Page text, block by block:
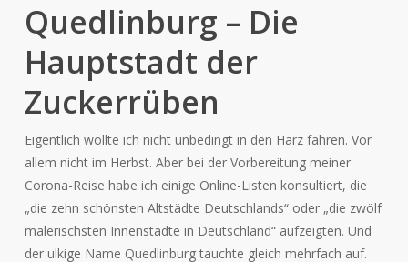
Quedlinburg – Die
Hauptstadt der
Zuckerrüben
Eigentlich wollte ich nicht unbedingt in den Harz fahren. Vor
allem nicht im Herbst. Aber bei der Vorbereitung meiner
Corona-Reise habe ich einige Online-Listen konsultiert, die
„die zehn schönsten Altstädte Deutschlands“ oder „die zwölf
malerischsten Innenstädte in Deutschland“ aufzeigten. Und
der ulkige Name Quedlinburg tauchte gleich mehrfach auf.